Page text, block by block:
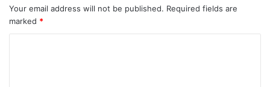
Your email address will not be published. Required fields are
marked *